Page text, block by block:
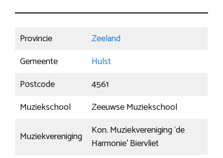
Provincie
Zeeland
Gemeente
Hulst
Postcode
4561
Muziekschool
Zeeuwse Muziekschool
Muziekvereniging
Kon. Muziekvereniging ‘de
Harmonie’ Biervliet